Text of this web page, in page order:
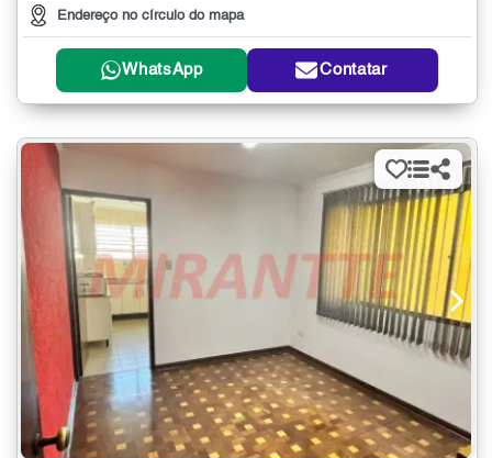
Endereço no círculo do mapa
WhatsApp Contatar